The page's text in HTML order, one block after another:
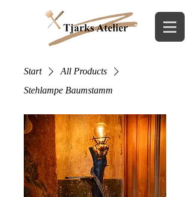
Start
All Products
Stehlampe Baumstamm